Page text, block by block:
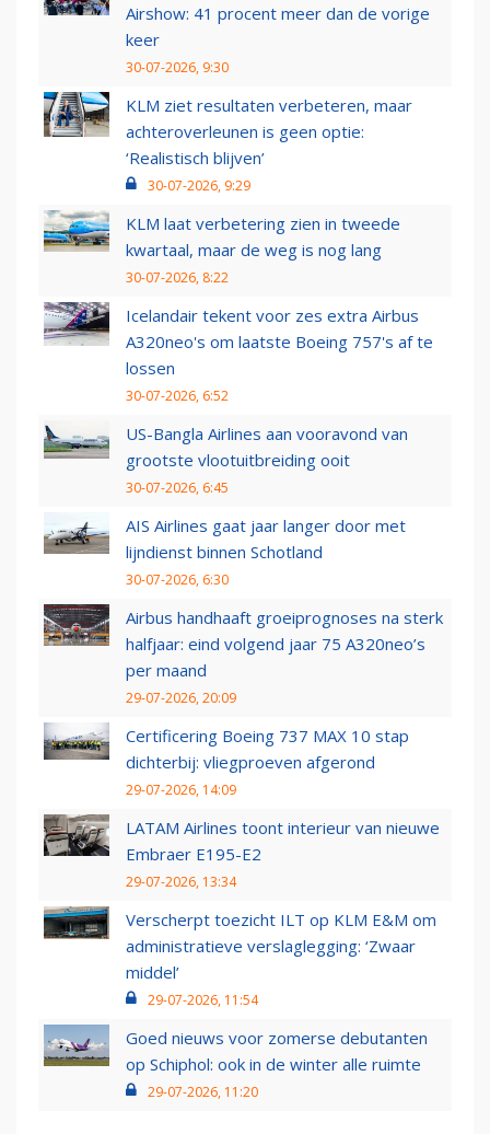
Airshow: 41 procent meer dan de vorige
keer
30-07-2026, 9:30
KLM ziet resultaten verbeteren, maar
achteroverleunen is geen optie:
‘Realistisch blijven’
30-07-2026, 9:29
KLM laat verbetering zien in tweede
kwartaal, maar de weg is nog lang
30-07-2026, 8:22
Icelandair tekent voor zes extra Airbus
A320neo's om laatste Boeing 757's af te
lossen
30-07-2026, 6:52
US-Bangla Airlines aan vooravond van
grootste vlootuitbreiding ooit
30-07-2026, 6:45
AIS Airlines gaat jaar langer door met
lijndienst binnen Schotland
30-07-2026, 6:30
Airbus handhaaft groeiprognoses na sterk
halfjaar: eind volgend jaar 75 A320neo’s
per maand
29-07-2026, 20:09
Certificering Boeing 737 MAX 10 stap
dichterbij: vliegproeven afgerond
29-07-2026, 14:09
LATAM Airlines toont interieur van nieuwe
Embraer E195-E2
29-07-2026, 13:34
Verscherpt toezicht ILT op KLM E&M om
administratieve verslaglegging: ‘Zwaar
middel’
29-07-2026, 11:54
Goed nieuws voor zomerse debutanten
op Schiphol: ook in de winter alle ruimte
29-07-2026, 11:20